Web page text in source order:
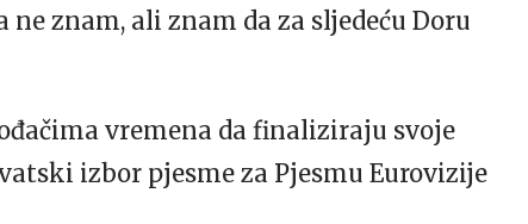
ne znam, ali znam da za sljedeću Doru
vremena da finaliziraju svoje
izbor pjesme za Pjesmu Eurovizije